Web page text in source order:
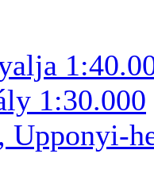
1:30.000